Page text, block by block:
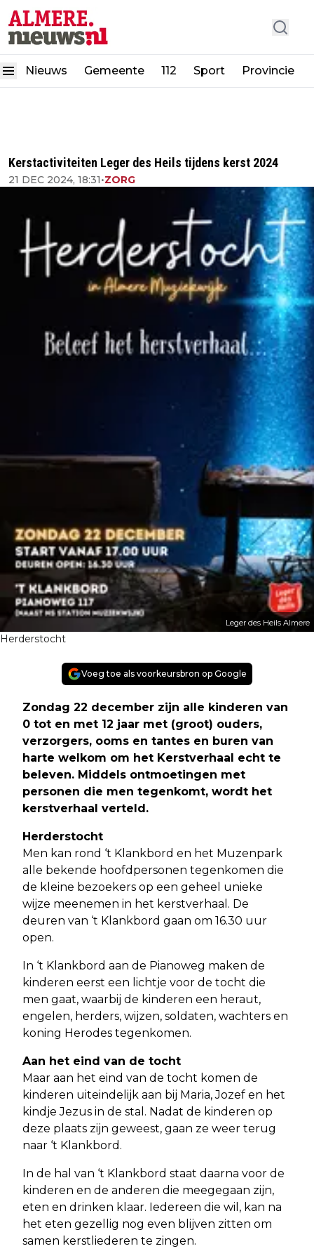
Nieuws Gemeente 112 Sport Provincie
Kerstactiviteiten Leger des Heils tijdens kerst 2024
21 DEC 2024, 18:31•ZORG
Leger des Heils Almere
Herderstocht
Voeg toe als voorkeursbron op Google
Zondag 22 december zijn alle kinderen van
0 tot en met 12 jaar met (groot) ouders,
verzorgers, ooms en tantes en buren van
harte welkom om het Kerstverhaal echt te
beleven. Middels ontmoetingen met
personen die men tegenkomt, wordt het
kerstverhaal verteld.
Herderstocht
Men kan rond ‘t Klankbord en het Muzenpark
alle bekende hoofdpersonen tegenkomen die
de kleine bezoekers op een geheel unieke
wijze meenemen in het kerstverhaal. De
deuren van ‘t Klankbord gaan om 16.30 uur
open.
In ‘t Klankbord aan de Pianoweg maken de
kinderen eerst een lichtje voor de tocht die
men gaat, waarbij de kinderen een heraut,
engelen, herders, wijzen, soldaten, wachters en
koning Herodes tegenkomen.
Aan het eind van de tocht
Maar aan het eind van de tocht komen de
kinderen uiteindelijk aan bij Maria, Jozef en het
kindje Jezus in de stal. Nadat de kinderen op
deze plaats zijn geweest, gaan ze weer terug
naar ‘t Klankbord.
In de hal van ‘t Klankbord staat daarna voor de
kinderen en de anderen die meegegaan zijn,
eten en drinken klaar. Iedereen die wil, kan na
het eten gezellig nog even blijven zitten om
samen kerstliederen te zingen.